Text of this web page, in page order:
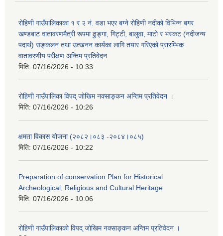
रोहिणी गाउँपालिकाका १ र २ नं. वडा भएर बग्ने रोहिणी नदीको विभिन्न बगर
खण्डबाट वातावरणमैत्री रूपमा ढुङ्गा, गिट्टी, बालुवा, माटो र भस्कट (नदीजन्य
पदार्थ) सङ्कलन तथा उत्खनन कार्यका लागि तयार गरिएको प्रारम्भिक
वातावरणीय परीक्षण अन्तिम प्रतिवेदन
मिति: 07/16/2026 - 10:33
रोहिणी गाउँपालिका विपद् जोखिम नक्साङ्कन अन्तिम प्रतिवेदन ।
मिति: 07/16/2026 - 10:26
क्षमता विकास योजना (२०८२।०८३‍ -२०८४।०८५)
मिति: 07/16/2026 - 10:22
Preparation of conservation Plan for Historical
Archeological, Religious and Cultural Heritage
मिति: 07/16/2026 - 10:06
रोहिणी गाउँपालिकाको विपद् जोखिम नक्साङ्कन अन्तिम प्रतिवेदन ।